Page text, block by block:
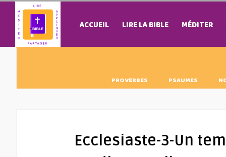
ACCUEIL LIRE LA BIBLE MÉDITER
PROVERBES PSAUMES
Ecclesiaste-3-Un